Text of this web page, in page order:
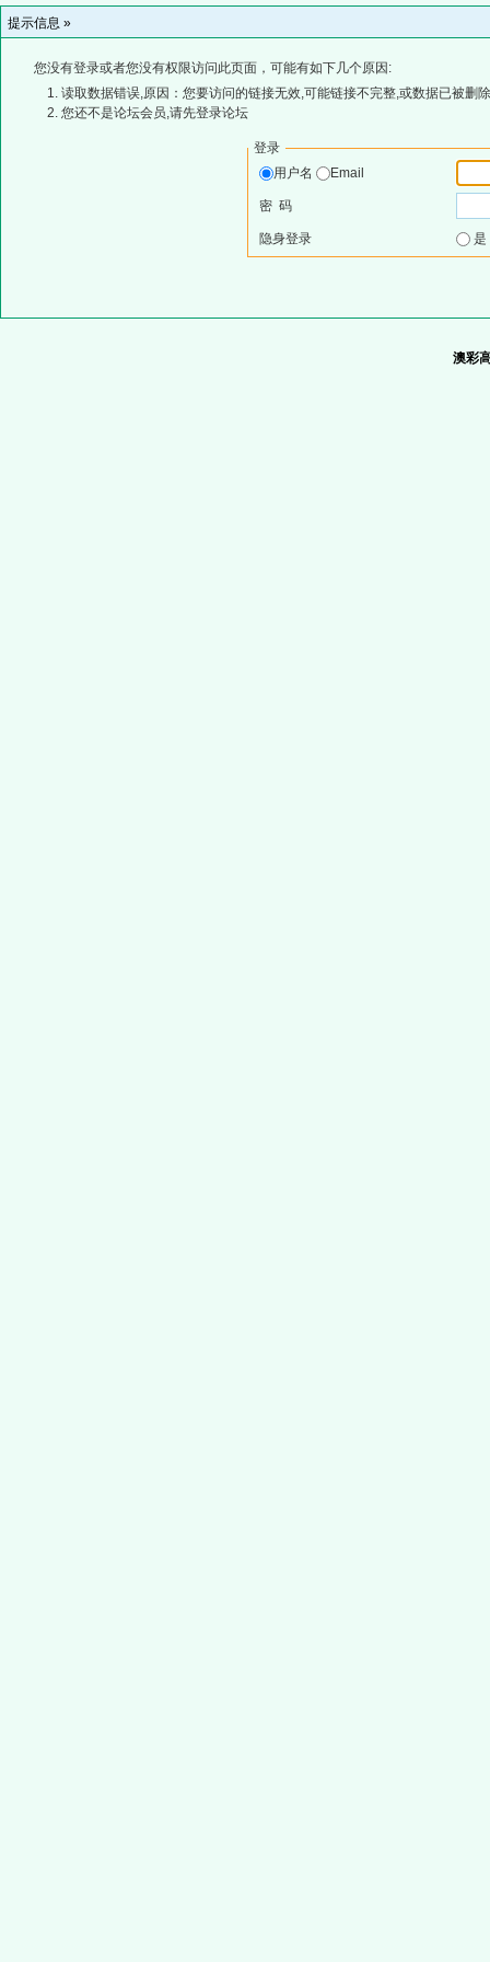
提示信息 »
您没有登录或者您没有权限访问此页面，可能有如下几个原因:
读取数据错误,原因：您要访问的链接无效,可能链接不完整,或数据已被删
您还不是论坛会员,请先登录论坛
登录
用户名
Email
密 码
隐身登录
澳彩